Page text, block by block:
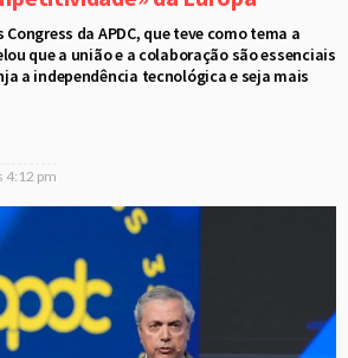
Congress da APDC, que teve como tema a
que a união e a colaboração são essenciais
a independência tecnológica e seja mais
4:12 pm